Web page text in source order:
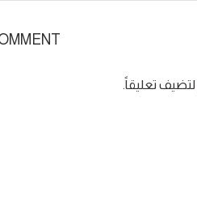
لتضيف تعليقاً.